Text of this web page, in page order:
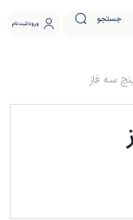
جستجو ورود ثبت نام
سه فاز